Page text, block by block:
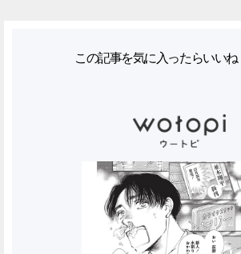
この記事を気に入ったらいいね